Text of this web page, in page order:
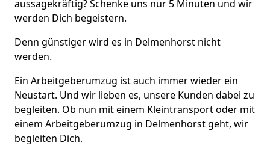
aussagekräftig? Schenke uns nur 5 Minuten und wir
werden Dich begeistern.
Denn günstiger wird es in Delmenhorst nicht
werden.
Ein Arbeitgeberumzug ist auch immer wieder ein
Neustart. Und wir lieben es, unsere Kunden dabei zu
begleiten. Ob nun mit einem Kleintransport oder mit
einem Arbeitgeberumzug in Delmenhorst geht, wir
begleiten Dich.